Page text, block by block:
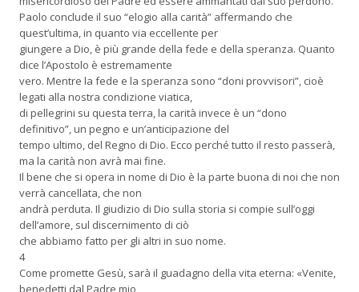
Paolo conclude il suo “elogio alla carità” affermando che
quest’ultima, in quanto via eccellente per
giungere a Dio, è più grande della fede e della speranza. Quanto
dice l’Apostolo è estremamente
vero. Mentre la fede e la speranza sono “doni provvisori”, cioè
legati alla nostra condizione viatica,
di pellegrini su questa terra, la carità invece è un “dono
definitivo”, un pegno e un’anticipazione del
tempo ultimo, del Regno di Dio. Ecco perché tutto il resto passerà,
ma la carità non avrà mai fine.
Il bene che si opera in nome di Dio è la parte buona di noi che non
verrà cancellata, che non
andrà perduta. Il giudizio di Dio sulla storia si compie sull’oggi
dell’amore, sul discernimento di ciò
che abbiamo fatto per gli altri in suo nome.
4
Come promette Gesù, sarà il guadagno della vita eterna: «Venite,
benedetti dal Padre mio,